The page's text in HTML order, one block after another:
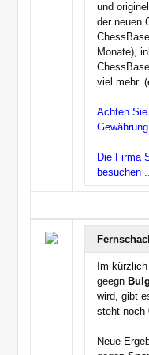
und
der neuen
Monate),
viel mehr.
Achten
Die Firma
besuchen
Im
geegn
wird, gibt
steht noch
Neue